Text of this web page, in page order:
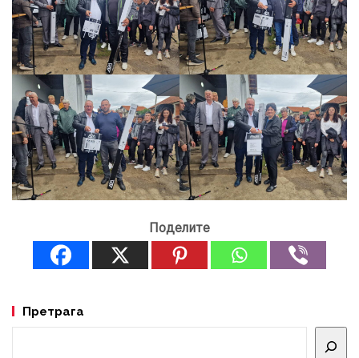
Поделите
Претрага